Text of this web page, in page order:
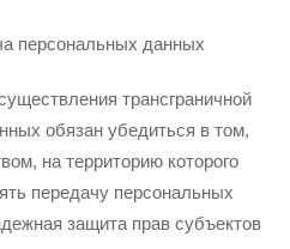
персональных данных
трансграничной
обязан убедиться в том,
на территорию которого
передачу персональных
защита прав субъектов